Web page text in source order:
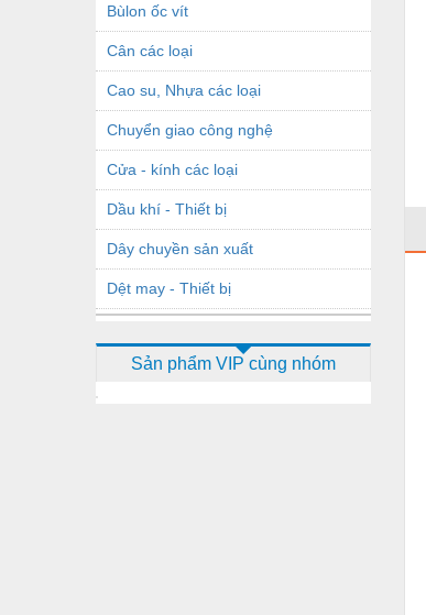
Bùlon ốc vít
Cân các loại
Cao su, Nhựa các loại
Chuyển giao công nghệ
Cửa - kính các loại
Dầu khí - Thiết bị
Dây chuyền sản xuất
Dệt may - Thiết bị
Dịch vụ - Thi công
Sản phẩm VIP cùng nhóm